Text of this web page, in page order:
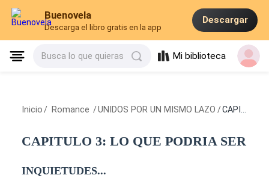
Buenovela
Descarga el libro gratis en la app
Descargar
Busca lo que quieras Mi biblioteca
Inicio / Romance /UNIDOS POR UN MISMO LAZO /CAPITULO 3: LO QUE PODRIA SER
CAPITULO 3: LO QUE PODRIA SER
INQUIETUDES...